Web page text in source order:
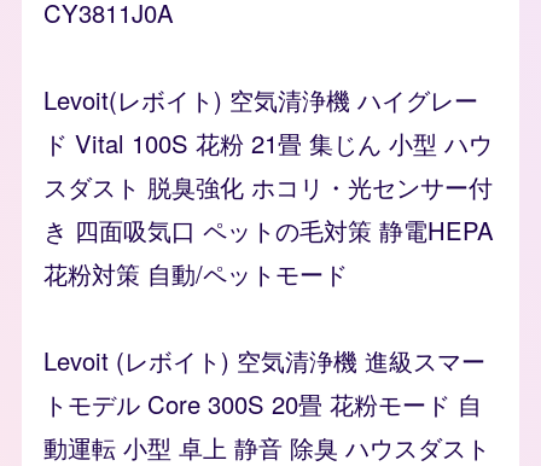
CY3811J0A
Levoit(レボイト) 空気清浄機 ハイグレー
ド Vital 100S 花粉 21畳 集じん 小型 ハウ
スダスト 脱臭強化 ホコリ・光センサー付
き 四面吸気口 ペットの毛対策 静電HEPA
花粉対策 自動/ペットモード
Levoit (レボイト) 空気清浄機 進級スマー
トモデル Core 300S 20畳 花粉モード 自
動運転 小型 卓上 静音 除臭 ハウスダスト